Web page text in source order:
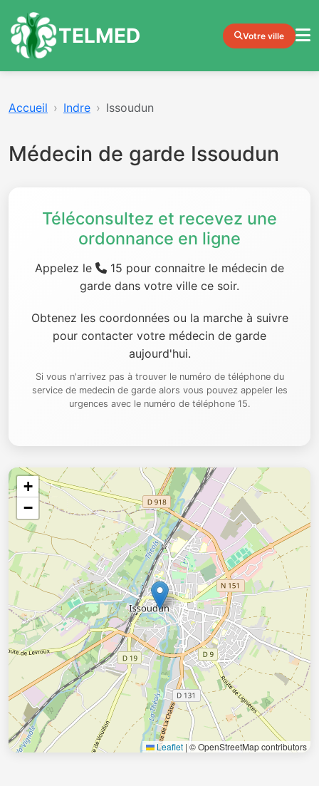
TELMED Votre ville
Accueil Indre Issoudun
Médecin de garde Issoudun
Téléconsultez et recevez une
ordonnance en ligne
Appelez le
15 pour connaitre le médecin de
garde dans votre ville ce soir.
Obtenez les coordonnées ou la marche à suivre
pour contacter votre médecin de garde
aujourd'hui.
Si vous n'arrivez pas à trouver le numéro de téléphone du
service de medecin de garde alors vous pouvez appeler les
urgences avec le numéro de téléphone 15.
+
−
Leaflet | © OpenStreetMap contributors